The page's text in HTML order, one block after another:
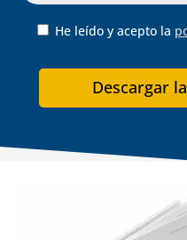
He leído y acepto la
Descargar